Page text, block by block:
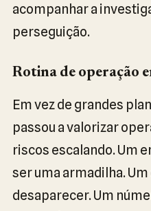
acompanhar a
perseguição.
Rotina de operação
Em vez de grandes
passou a valorizar
riscos escalando. Um
ser uma armadilha.
desaparecer. Um